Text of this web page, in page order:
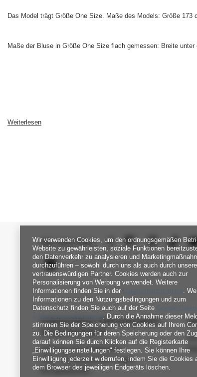
Das Model trägt Größe One Size. Maße des Models: Größe
Maße der Bluse in Größe One Size flach gemessen: Breite
Weiterlesen
SEI UNS NAH
FABRIKPREIS-GROSSHANDEL-K
UNDENDIENST
Zahlung und Lieferkosten
FAQ - Häufig gestellte Fragen
Rückgabepolitik
Wir verwenden Cookies, um den ordnungsgemäßen
Website zu gewährleisten, soziale Funktionen
den Datenverkehr zu analysieren und
durchzuführen – sowohl durch uns als auch durch unsere
vertrauenswürdigen Partner. Cookies werden auch zur
Personalisierung von Werbung verwendet. Weitere
Informationen finden Sie in der
.
Informationen zu den Nutzungsbedingungen und zum
Datenschutz finden Sie auch auf der Seite
& Nutzungsbedingungen . Durch die Annahme dieser
stimmen Sie der Speicherung von Cookies auf Ihrem
zu. Die Bedingungen für deren Speicherung oder den
darauf können Sie durch Klicken auf die Registerkarte
„Einwilligungseinstellungen" festlegen. Sie können Ihre
Einwilligung jederzeit widerrufen, indem Sie die Cookies
dem Browser des jeweiligen Endgeräts löschen.